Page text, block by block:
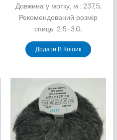
Довжина у мотку, м.: 237,5;
Рекомендований розмір
спиць: 2.5-3.0;
Додати В Кошик